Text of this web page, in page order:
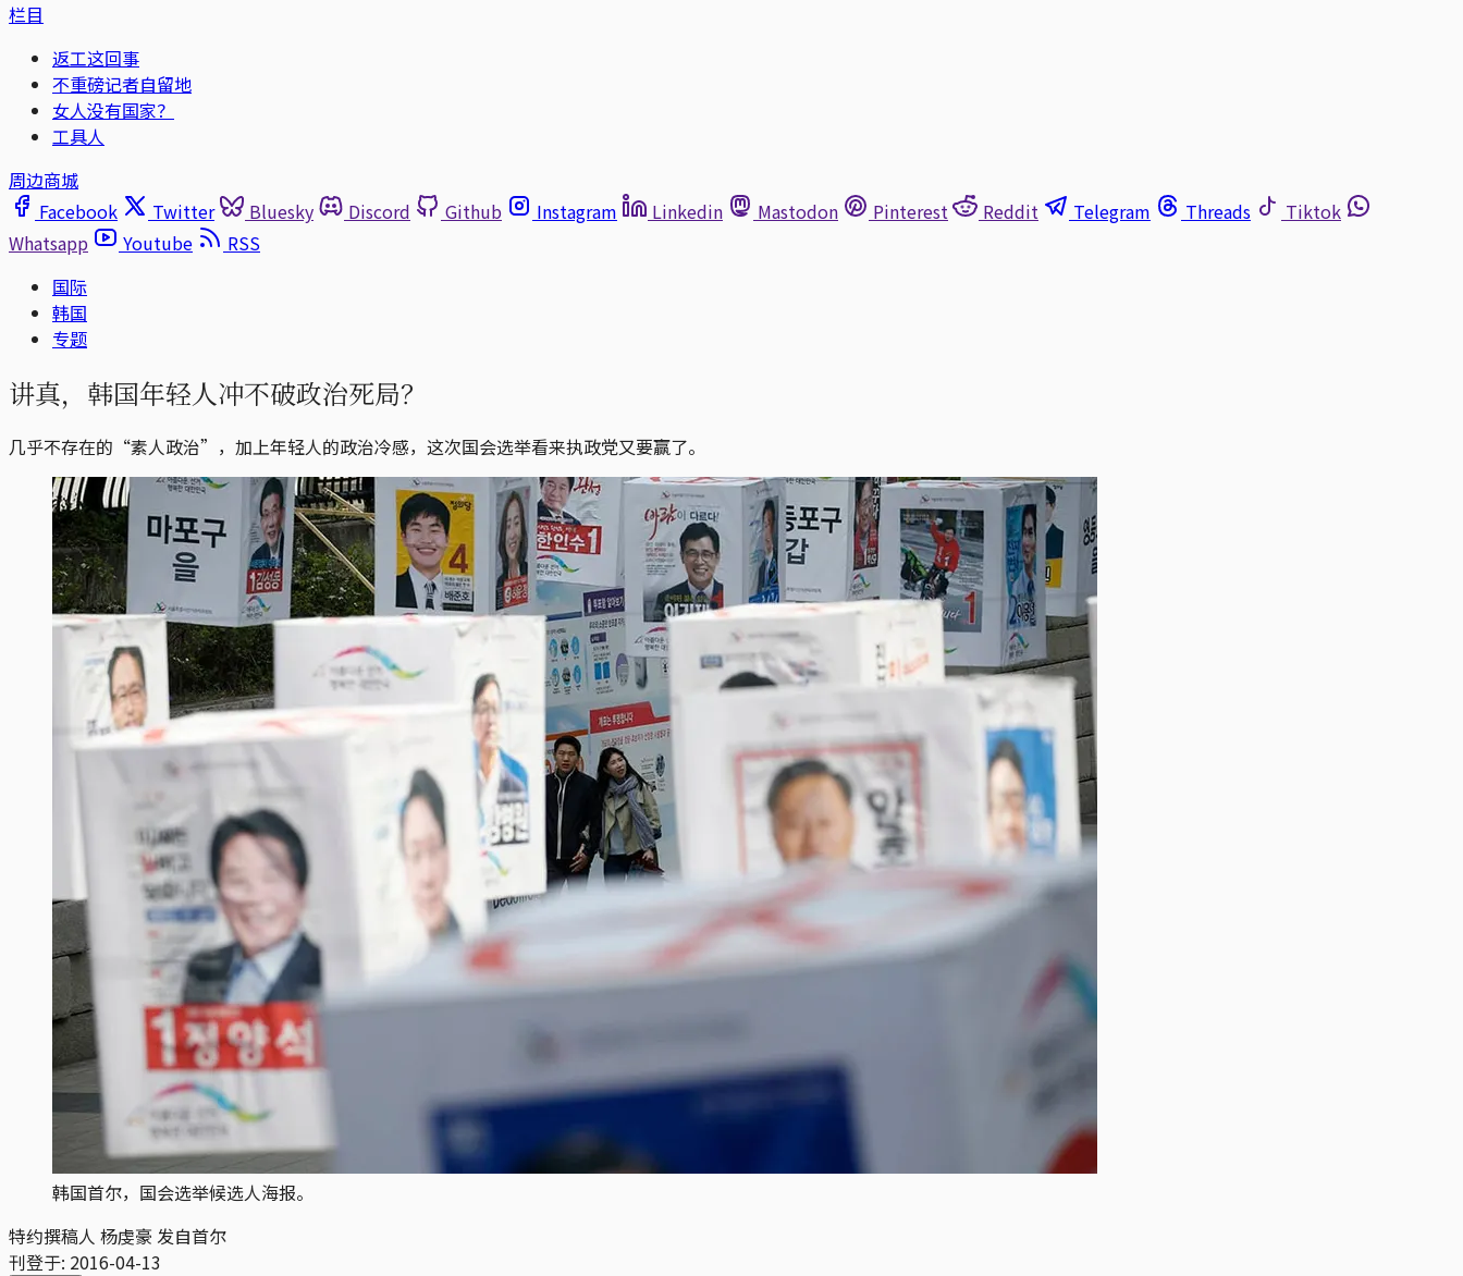
栏目
返工这回事
不重磅记者自留地
女人没有国家？
工具人
周边商城
Facebook
Twitter Bluesky Discord Github Instagram Linkedin Mastodon Pinterest Reddit Telegram Threads
Tiktok
Whatsapp
Youtube
RSS
国际
韩国
专题
讲真，韩国年轻人冲不破政治死局？
几乎不存在的“素人政治”，加上年轻人的政治冷感，这次国会选举看来执政党又要赢了。
韩国首尔，国会选举候选人海报。
特约撰稿人 杨虔豪 发自首尔
刊登于: 2016-04-13